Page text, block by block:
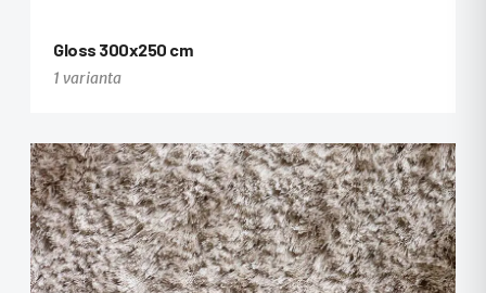
Gloss 300x250 cm
1 varianta